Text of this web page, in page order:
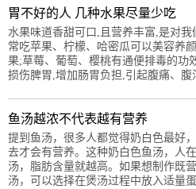
胃不好的人 几种水果尽量少吃
水果味道香甜可口,且营养丰富,是对
常吃苹果、柠檬、哈密瓜可以美容养
果;草莓、葡萄、樱桃有通便排毒的功
损伤脾胃,增加肠胃负担,引起腹痛、腹
鱼汤越浓不代表越有营养
提到鱼汤，很多人都觉得奶白色最好
去才会有营养。这种奶白色鱼汤，人
汤，脂肪含量就越高。如果想制作既
汤，可以选择在煲汤过程中放入适量蛋